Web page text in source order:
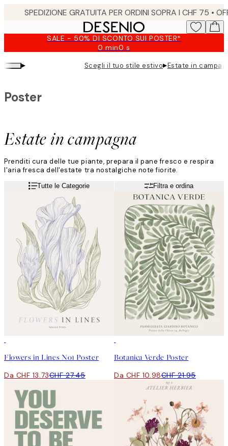
SALE - 50% DI SCONTO SUI POSTER*
0 min0 s
Valido
a:
▸ Scegli il tuo stile estivo▸Estate in
Estate in campagna
Poster
Prenditi cura delle tue piante, prepara il pane fresco e respira
l'aria fresca dell'estate tra nostalgiche note fiorite.
Leggi di piùTutte le Categorie Filtra e ordina
Flowers in Lines No1 Poster
Da CHF 13.73CHF 27.45
Botanica Verde Poster
Da CHF 10.98CHF 21.95